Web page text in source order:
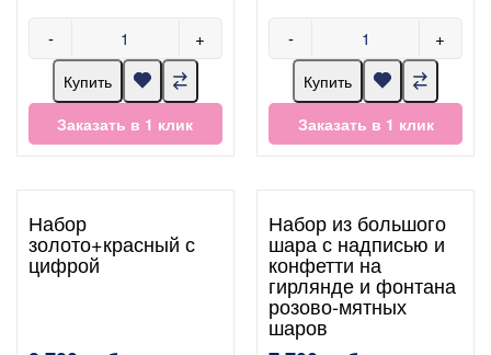
- +
Купить
Заказать в 1 клик
- +
Купить
Заказать в 1 клик
Набор
золото+красный с
цифрой
Набор из большого
шара с надписью и
конфетти на
гирлянде и фонтана
розово-мятных
шаров